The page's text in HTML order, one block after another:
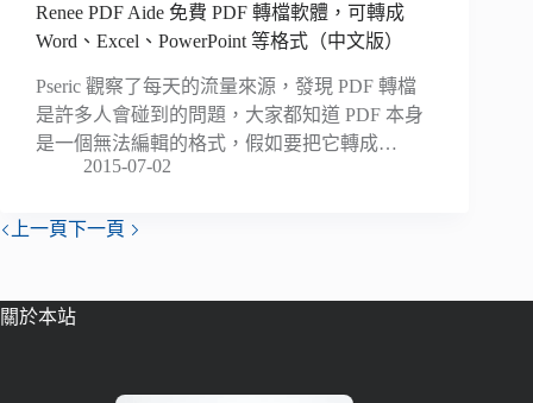
Renee PDF Aide 免費 PDF 轉檔軟體，可轉成
Word、Excel、PowerPoint 等格式（中文版）
Pseric 觀察了每天的流量來源，發現 PDF 轉檔
是許多人會碰到的問題，大家都知道 PDF 本身
是一個無法編輯的格式，假如要把它轉成…
2015-07-02
上一頁下一頁
關於本站